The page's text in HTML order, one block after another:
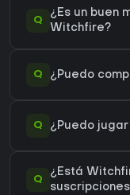
Q
¿Es un buen
Witchfire?
Q ¿Puedo
Q ¿Puedo
Q
¿Está